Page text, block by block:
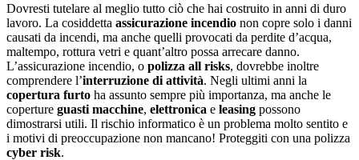
Dovresti tutelare al meglio tutto ciò che hai costruito in anni di duro
lavoro. La cosiddetta assicurazione incendio non copre solo i danni
causati da incendi, ma anche quelli provocati da perdite d’acqua,
maltempo, rottura vetri e quant’altro possa arrecare danno.
L’assicurazione incendio, o polizza all risks, dovrebbe inoltre
comprendere l’interruzione di attività. Negli ultimi anni la
copertura furto ha assunto sempre più importanza, ma anche le
coperture guasti macchine, elettronica e leasing possono
dimostrarsi utili. Il rischio informatico è un problema molto sentito e
i motivi di preoccupazione non mancano! Proteggiti con una polizza
cyber risk.